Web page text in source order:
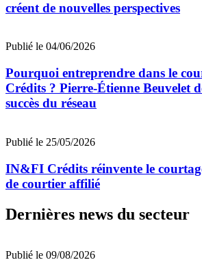
créent de nouvelles perspectives
Publié le 04/06/2026
Pourquoi entreprendre dans le
Crédits ? Pierre-Étienne Beuvelet
succès du réseau
Publié le 25/05/2026
IN&FI Crédits réinvente le
de courtier affilié
Dernières news du secteur
Publié le 09/08/2026